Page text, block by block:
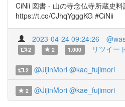
CiNii 図書 - 山の寺念仏寺所蔵史
https://t.co/CJhqYgggKG #CiNii
2023-04-24 09:24:26
2 2 1.000 リツイー
2 @JijinMori @kae_fujimori
2 @JijinMori @kae_fujimori